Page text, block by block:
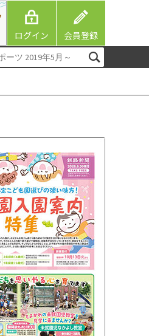
ログイン 会員登録